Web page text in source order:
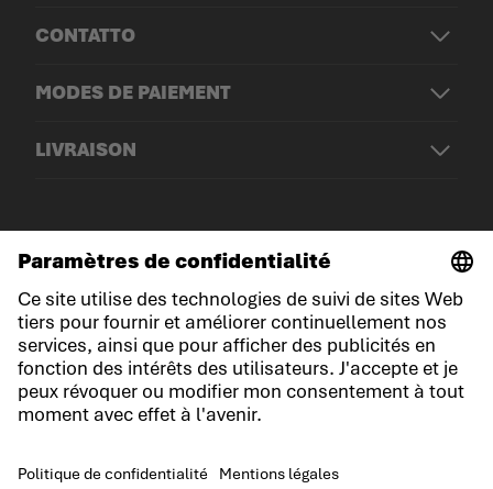
CONTATTO
MODES DE PAIEMENT
LIVRAISON
© LOWA Sportschuhe GmbH
Mentions légales
Politique de confidentialité
Cookies